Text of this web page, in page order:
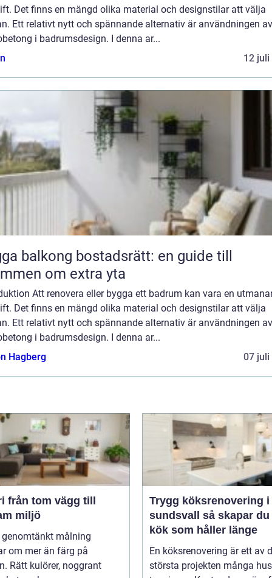
Det finns en mängd olika material och designstilar att välja
Ett relativt nytt och spännande alternativ är användningen av
i badrumsdesign. I denna ar...
12 juli
balkong bostadsrätt: en guide till
om extra yta
Att renovera eller bygga ett badrum kan vara en
Det finns en mängd olika material och designstilar att välja
Ett relativt nytt och spännande alternativ är användningen av
i badrumsdesign. I denna ar...
Hagberg
07 juli
miljö
genomtänkt målning
om mer än färg på
Rätt kulörer, noggrant
Trygg köksrenovering i
sundsvall så skapar du ett
kök som håller länge
En köksrenovering är ett av
största projekten många